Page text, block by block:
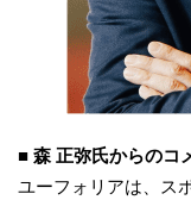
■ 森 正弥氏からのコ
ユーフォリアは、ス